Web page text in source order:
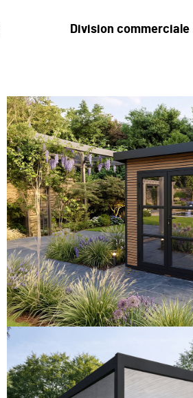
Division commerciale